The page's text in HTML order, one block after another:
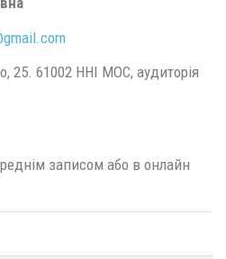
gmail.com
25. 61002 ННІ МОС, аудиторія
записом або в онлайн